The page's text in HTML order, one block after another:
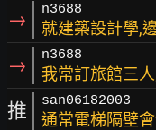
→ n3688
就建築設計學,
→ n3688
我常訂旅館三
推 san06182003
通常電梯隔壁